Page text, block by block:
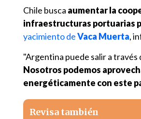
Chile busca aumentar la
infraestructuras portuarias
yacimiento deVaca Muerta,
"Argentina puede salir a
Nosotros podemos
energéticamente con este
Revisa también